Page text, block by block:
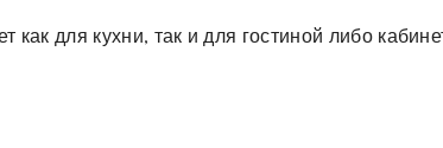
как для кухни, так и для гостиной либо